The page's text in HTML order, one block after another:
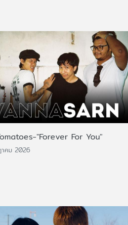
"Forever For You"
คม 2026